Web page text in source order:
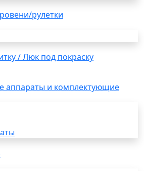
рулетки
/ Люк под покраску
аппараты и комплектующие